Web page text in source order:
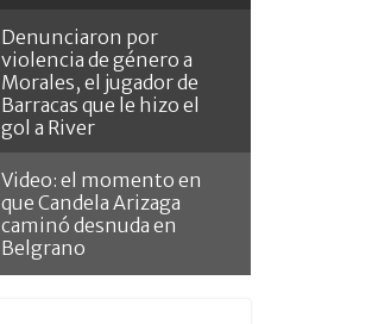
Denunciaron por
violencia de género a
Morales, el jugador de
Barracas que le hizo el
gol a River
Video: el momento en
que Candela Arizaga
caminó desnuda en
Belgrano